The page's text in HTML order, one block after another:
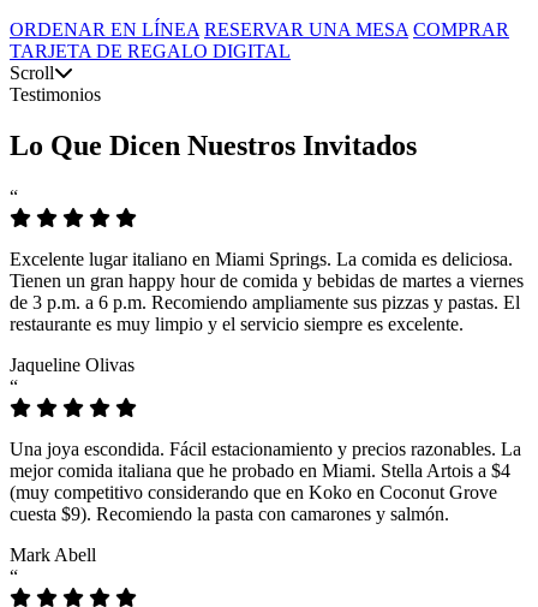
ORDENAR EN LÍNEA RESERVAR UNA MESA COMPRAR
TARJETA DE REGALO DIGITAL
Scroll
Testimonios
Lo Que Dicen Nuestros Invitados
“
Excelente lugar italiano en Miami Springs. La comida es deliciosa.
Tienen un gran happy hour de comida y bebidas de martes a viernes
de 3 p.m. a 6 p.m. Recomiendo ampliamente sus pizzas y pastas. El
restaurante es muy limpio y el servicio siempre es excelente.
Jaqueline Olivas
“
Una joya escondida. Fácil estacionamiento y precios razonables. La
mejor comida italiana que he probado en Miami. Stella Artois a $4
(muy competitivo considerando que en Koko en Coconut Grove
cuesta $9). Recomiendo la pasta con camarones y salmón.
Mark Abell
“